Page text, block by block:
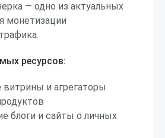
— одно из актуальных
монетизации
ресурсов:
и агрегаторы
блоги и сайты о личных